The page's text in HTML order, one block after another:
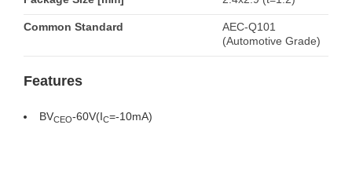
Common Standard
AEC-Q101
(Automotive Grade)
Features
BVCEO-60V(IC=-10mA)